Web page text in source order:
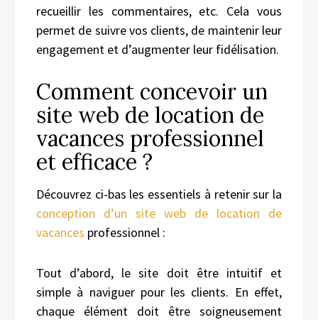
recueillir les commentaires, etc. Cela vous
permet de suivre vos clients, de maintenir leur
engagement et d’augmenter leur fidélisation.
Comment concevoir un
site web de location de
vacances professionnel
et efficace ?
Découvrez ci-bas les essentiels à retenir sur la
conception d’un site web de location de
vacances professionnel :
Tout d’abord, le site doit être intuitif et
simple à naviguer pour les clients. En effet,
chaque élément doit être soigneusement